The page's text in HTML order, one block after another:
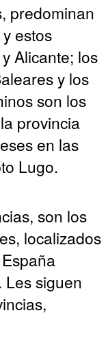
predominan
estos
Alicante; los
y los
son los
provincia
en las
Lugo.
son los
localizados
Les siguen